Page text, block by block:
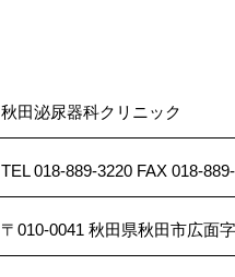
秋田泌尿器科クリニック
TEL 018-889-3220 FAX 018-
〒010-0041 秋田県秋田市広面